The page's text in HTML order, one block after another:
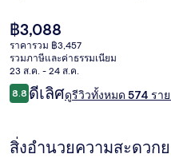
5 นาทีถึง ป้ายรถรางเบิร์นแพลตซ์
ซุม ไฮลิเกน ไกสต์
ราคา
ปัจจุบัน
฿3,088
฿3,088
ราคารวม ฿3,457
รวมภาษีและค่าธรรมเนียม
23 ส.ค. - 24 ส.ค.
รีวิว
8.88.8 จาก 10
ดีเลิศดูรีวิวทั้งหมด 574 รา
สิ่งอำนวยความสะดวก